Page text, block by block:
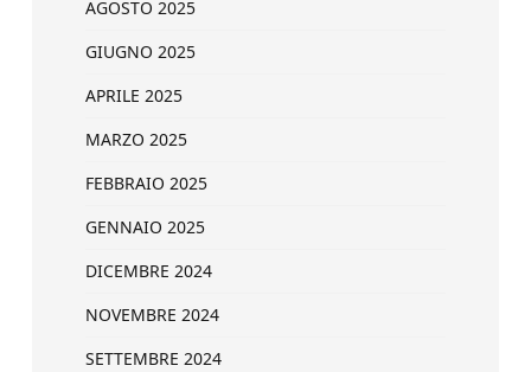
AGOSTO 2025
GIUGNO 2025
APRILE 2025
MARZO 2025
FEBBRAIO 2025
GENNAIO 2025
DICEMBRE 2024
NOVEMBRE 2024
SETTEMBRE 2024